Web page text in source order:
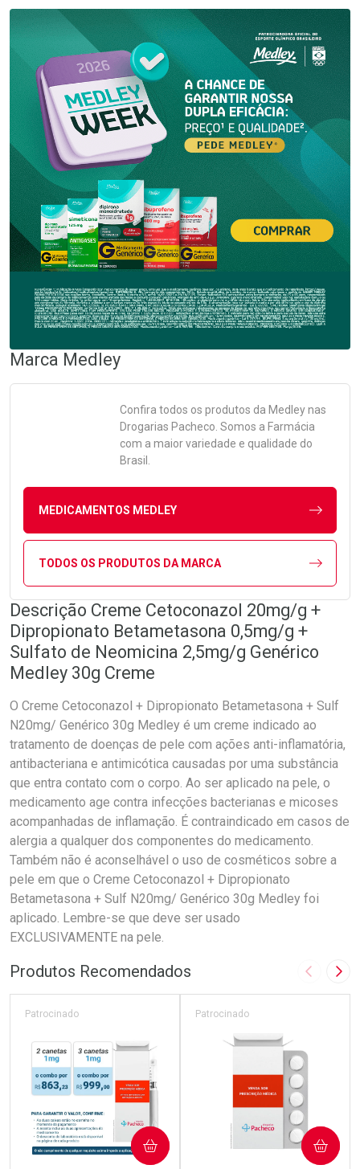
Marca Medley
Confira todos os produtos da Medleynas
Drogarias Pacheco. Somos a Farmácia
com a maior variedade e qualidade do
Brasil.
MEDICAMENTOS MEDLEY
TODOS OS PRODUTOS DA MARCA
Descrição Creme Cetoconazol 20mg/g +
Dipropionato Betametasona 0,5mg/g +
Sulfato de Neomicina 2,5mg/g Genérico
Medley 30g Creme
O Creme Cetoconazol + Dipropionato Betametasona + Sulf
N20mg/ Genérico 30g Medley é um creme indicado ao
tratamento de doenças de pele com ações anti-inflamatória,
antibacteriana e antimicótica causadas por uma substância
que entra contato com o corpo. Ao ser aplicado na pele, o
medicamento age contra infecções bacterianas e micoses
acompanhadas de inflamação. É contraindicado em casos de
alergia a qualquer dos componentes do medicamento.
Também não é aconselhável o uso de cosméticos sobre a
pele em que o Creme Cetoconazol + Dipropionato
Betametasona + Sulf N20mg/ Genérico 30g Medley foi
aplicado. Lembre-se que deve ser usado
EXCLUSIVAMENTE na pele.
Produtos Recomendados Imagem
Patrocinado
COMPRAR
Patrocinado
COMPRAR